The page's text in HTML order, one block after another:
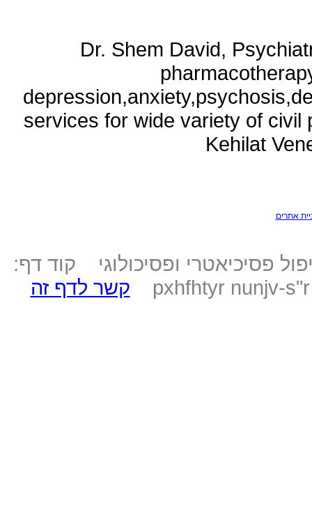
Dr. Shem David,
services for wide variety of civil
Kehilat
אתרים
פסיכיאטרי ופסיכולוגי קוד דף:
pxhfhtyr nunjv-
קשר לדף זה